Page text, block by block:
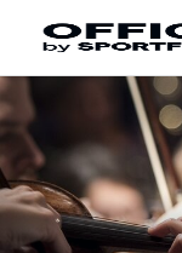
Navigation